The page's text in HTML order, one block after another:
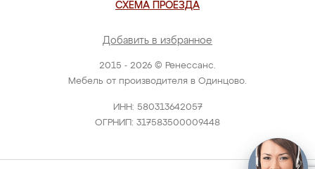
2015 - 2026 © Ренессанс.
Мебель от производителя в Одинцово.
ИНН: 580313642057
ОГРНИП: 317583500009448
СХЕМА ПРОЕЗДА
Добавить в избранное